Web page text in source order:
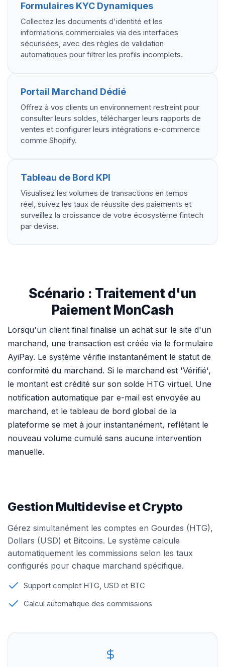
Formulaires KYC Dynamiques
Collectez les documents d'identité et les
informations commerciales via des interfaces
sécurisées, avec des règles de validation
automatiques pour filtrer les profils incomplets.
Portail Marchand Dédié
Offrez à vos clients un environnement restreint pour
consulter leurs soldes, télécharger leurs rapports de
ventes et configurer leurs intégrations e-commerce
comme Shopify.
Tableau de Bord KPI
Visualisez les volumes de transactions en temps
réel, suivez les taux de réussite des paiements et
surveillez la croissance de votre écosystème fintech
par devise.
Scénario : Traitement d'un
Paiement MonCash
Lorsqu'un client final finalise un achat sur le site d'un
marchand, une transaction est créée via le formulaire
AyiPay. Le système vérifie instantanément le statut de
conformité du marchand. Si le marchand est 'Vérifié',
le montant est crédité sur son solde HTG virtuel. Une
notification automatique par e-mail est envoyée au
marchand, et le tableau de bord global de la
plateforme se met à jour instantanément, reflétant le
nouveau volume cumulé sans aucune intervention
manuelle.
Gestion Multidevise et Crypto
Gérez simultanément les comptes en Gourdes (HTG),
Dollars (USD) et Bitcoins. Le système calcule
automatiquement les commissions selon les taux
configurés pour chaque marchand spécifique.
Support complet HTG, USD et BTC
Calcul automatique des commissions